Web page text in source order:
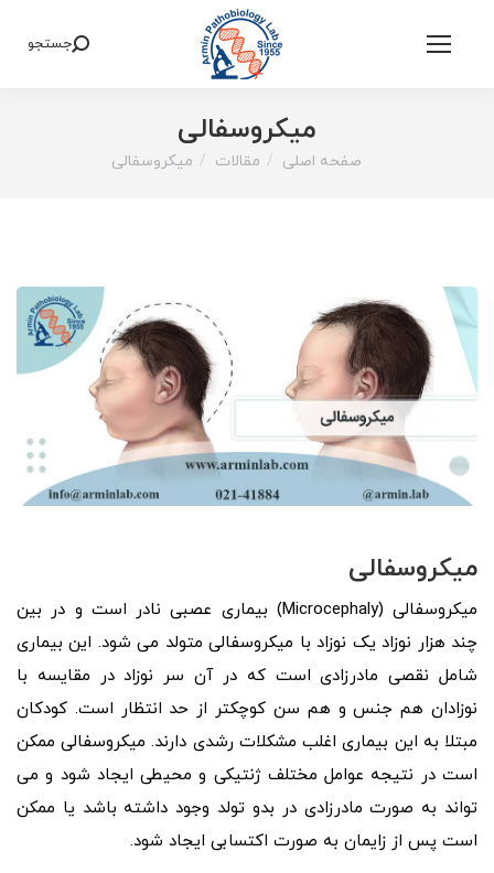
Search:
جستجو
میکروسفالی
You are here:
صفحه اصلی مقالات میکروسفالی
میکروسفالی
میکروسفالی (Microcephaly) بیماری عصبی نادر است و در بین
چند هزار نوزاد یک نوزاد با میکروسفالی متولد می شود. این بیماری
شامل نقصی مادرزادی است که در آن سر نوزاد در مقایسه با
نوزادان هم جنس و هم سن کوچکتر از حد انتظار است. کودکان
مبتلا به این بیماری اغلب مشکلات رشدی دارند. میکروسفالی ممکن
است در نتیجه عوامل مختلف ژنتیکی و محیطی ایجاد شود و می
تواند به صورت مادرزادی در بدو تولد وجود داشته باشد یا ممکن
است پس از زایمان به صورت اکتسابی ایجاد شود.